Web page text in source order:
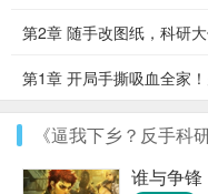
第2章 随手改图纸，科研
第1章 开局手撕吸血全家
《逼我下乡？反手科
谁与争锋